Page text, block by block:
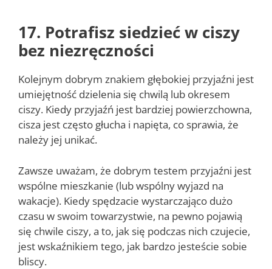
17. Potrafisz siedzieć w ciszy
bez niezręczności
Kolejnym dobrym znakiem głębokiej przyjaźni jest
umiejętność dzielenia się chwilą lub okresem
ciszy. Kiedy przyjaźń jest bardziej powierzchowna,
cisza jest często głucha i napięta, co sprawia, że
należy jej unikać.
Zawsze uważam, że dobrym testem przyjaźni jest
wspólne mieszkanie (lub wspólny wyjazd na
wakacje). Kiedy spędzacie wystarczająco dużo
czasu w swoim towarzystwie, na pewno pojawią
się chwile ciszy, a to, jak się podczas nich czujecie,
jest wskaźnikiem tego, jak bardzo jesteście sobie
bliscy.